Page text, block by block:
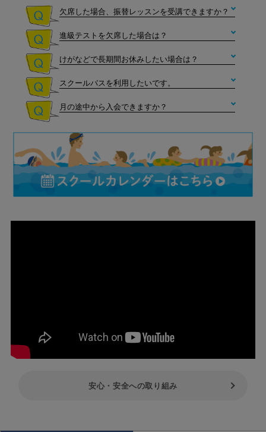
1級
100m個人メドレー タイム
50ｍタイム測定 ※自己ベス
ト更新
欠席した場合、振替レッスンを受講できますか？
進級テストを欠席した場合は？
けがなどで長期間お休みしたい場合は？
スクールバスを利用したいです。
月の途中から入会できますか？
安心・安全への取り組み